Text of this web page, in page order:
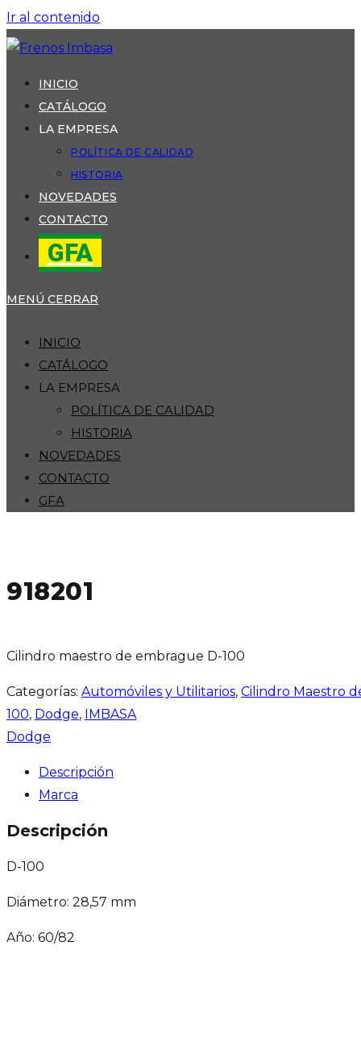
Ir al contenido
INICIO
CATÁLOGO
LA EMPRESA
POLÍTICA DE CALIDAD
HISTORIA
NOVEDADES
CONTACTO
GFA
MENÚ CERRAR
INICIO
CATÁLOGO
LA EMPRESA
POLÍTICA DE CALIDAD
HISTORIA
NOVEDADES
CONTACTO
GFA
918201
Cilindro maestro de embrague D-100
Categorías: Automóviles y Utilitarios, Cilindro Maestro
100, Dodge, IMBASA
Dodge
Descripción
Marca
Descripción
D-100
Diámetro: 28,57 mm
Año: 60/82